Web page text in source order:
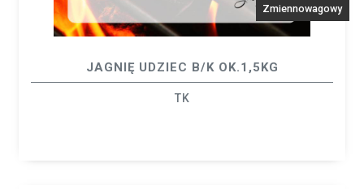
Zmiennowagowy
JAGNIĘ UDZIEC B/K OK.1,5KG
TK